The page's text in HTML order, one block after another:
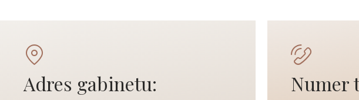
Adres gabinetu: Numer